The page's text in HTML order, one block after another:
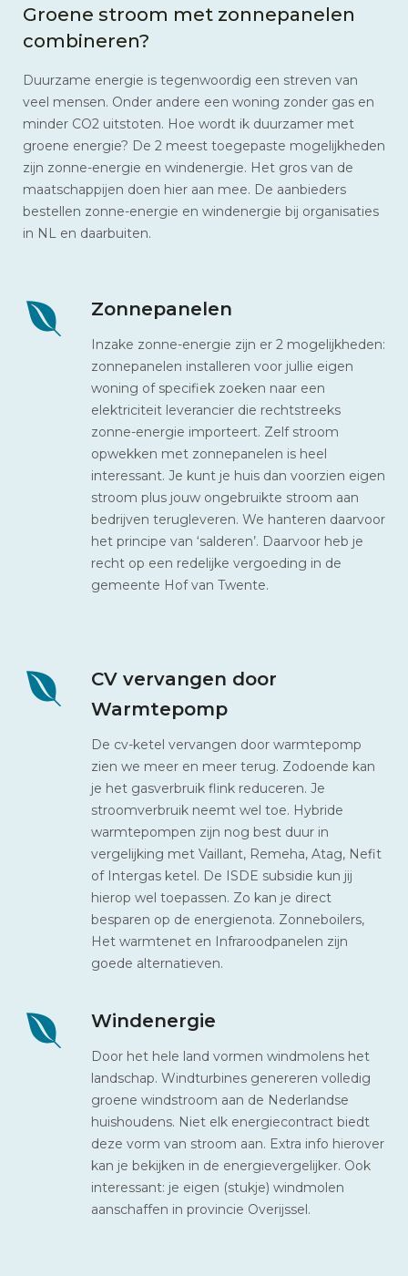
Groene stroom met zonnepanelen
combineren?
Duurzame energie is tegenwoordig een streven van
veel mensen. Onder andere een woning zonder gas en
minder CO2 uitstoten. Hoe wordt ik duurzamer met
groene energie? De 2 meest toegepaste mogelijkheden
zijn zonne-energie en windenergie. Het gros van de
maatschappijen doen hier aan mee. De aanbieders
bestellen zonne-energie en windenergie bij organisaties
in NL en daarbuiten.
Zonnepanelen
Inzake zonne-energie zijn er 2 mogelijkheden:
zonnepanelen installeren voor jullie eigen
woning of specifiek zoeken naar een
elektriciteit leverancier die rechtstreeks
zonne-energie importeert. Zelf stroom
opwekken met zonnepanelen is heel
interessant. Je kunt je huis dan voorzien eigen
stroom plus jouw ongebruikte stroom aan
bedrijven terugleveren. We hanteren daarvoor
het principe van ‘salderen’. Daarvoor heb je
recht op een redelijke vergoeding in de
gemeente Hof van Twente.
CV vervangen door
Warmtepomp
De cv-ketel vervangen door warmtepomp
zien we meer en meer terug. Zodoende kan
je het gasverbruik flink reduceren. Je
stroomverbruik neemt wel toe. Hybride
warmtepompen zijn nog best duur in
vergelijking met Vaillant, Remeha, Atag, Nefit
of Intergas ketel. De ISDE subsidie kun jij
hierop wel toepassen. Zo kan je direct
besparen op de energienota. Zonneboilers,
Het warmtenet en Infraroodpanelen zijn
goede alternatieven.
Windenergie
Door het hele land vormen windmolens het
landschap. Windturbines genereren volledig
groene windstroom aan de Nederlandse
huishoudens. Niet elk energiecontract biedt
deze vorm van stroom aan. Extra info hierover
kan je bekijken in de energievergelijker. Ook
interessant: je eigen (stukje) windmolen
aanschaffen in provincie Overijssel.